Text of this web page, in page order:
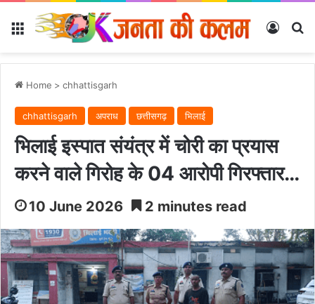
Menu Log In
Home > chhattisgarh
chhattisgarh अपराध छत्तीसगढ़ भिलाई
भिलाई इस्पात संयंत्र में चोरी का प्रयास
करने वाले गिरोह के 04 आरोपी गिरफ्तार…
10 June 2026 2 minutes read